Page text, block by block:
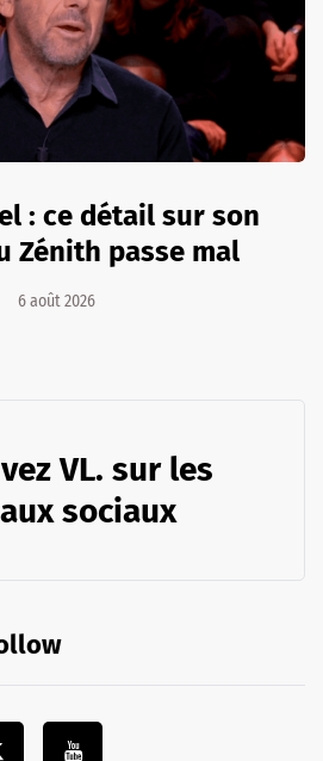
: ce détail sur son
Zénith passe mal
6 août 2026
VL. sur les
sociaux